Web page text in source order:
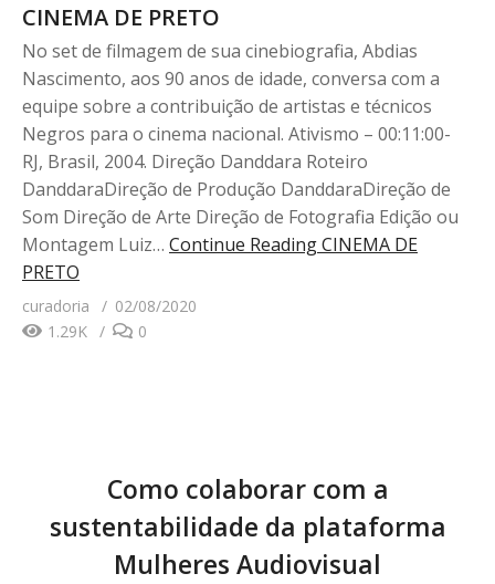
CINEMA DE PRETO
No set de filmagem de sua cinebiografia, Abdias
Nascimento, aos 90 anos de idade, conversa com a
equipe sobre a contribuição de artistas e técnicos
Negros para o cinema nacional. Ativismo – 00:11:00-
RJ, Brasil, 2004. Direção Danddara Roteiro
DanddaraDireção de Produção DanddaraDireção de
Som Direção de Arte Direção de Fotografia Edição ou
Montagem Luiz… Continue ReadingCINEMA DE
PRETO
curadoria
02/08/2020
1.29K
0
Como colaborar com a
sustentabilidade da plataforma
Mulheres Audiovisual